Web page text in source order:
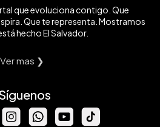
que evoluciona contigo. Que
Que te representa. Mostramos
hecho El Salvador.
Ver mas ❯